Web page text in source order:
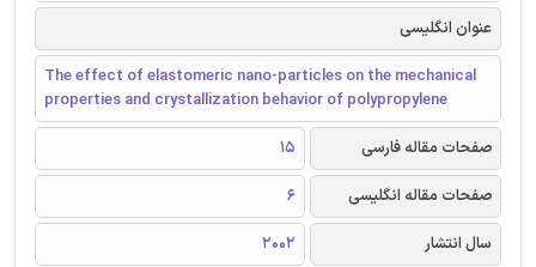
عنوان انگلیسی
The effect of elastomeric nano-particles on the mechanical
properties and crystallization behavior of polypropylene
صفحات مقاله فارسی
15
صفحات مقاله انگلیسی
6
سال انتشار
2002